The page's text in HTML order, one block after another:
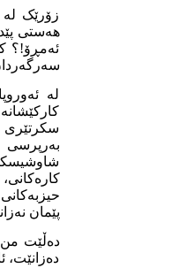
زۆرێک لە
هەستی
ئەمڕۆ!؟
لە
سکرتێری
بەرپرسی
پێمان
دەڵێت من
دەزانێت،